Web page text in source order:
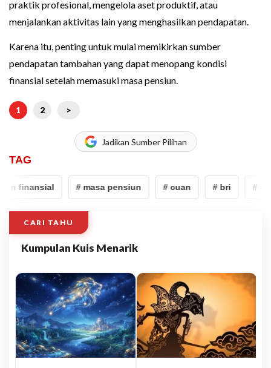
praktik profesional, mengelola aset produktif, atau
menjalankan aktivitas lain yang menghasilkan pendapatan.
Karena itu, penting untuk mulai memikirkan sumber
pendapatan tambahan yang dapat menopang kondisi
finansial setelah memasuki masa pensiun.
1 2 >
Jadikan Sumber Pilihan
TAG
finansial # masa pensiun # cuan # bri #
CARI TAHU
Kumpulan Kuis Menarik